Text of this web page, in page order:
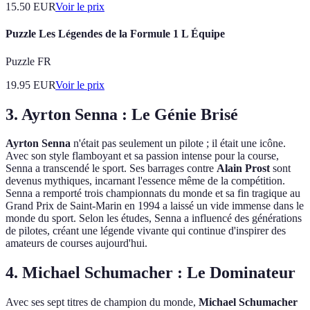
15.50 EURVoir le prix
Puzzle Les Légendes de la Formule 1 L Équipe
Puzzle FR
19.95 EURVoir le prix
3. Ayrton Senna : Le Génie Brisé
Ayrton Senna n'était pas seulement un pilote ; il était une icône.
Avec son style flamboyant et sa passion intense pour la course,
Senna a transcendé le sport. Ses barrages contre Alain Prostsont
devenus mythiques, incarnant l'essence même de la compétition.
Senna a remporté trois championnats du monde et sa fin tragique au
Grand Prix de Saint-Marin en 1994 a laissé un vide immense dans le
monde du sport. Selon les études, Senna a influencé des générations
de pilotes, créant une légende vivante qui continue d'inspirer des
amateurs de courses aujourd'hui.
4. Michael Schumacher : Le Dominateur
Avec ses sept titres de champion du monde, Michael Schumacher